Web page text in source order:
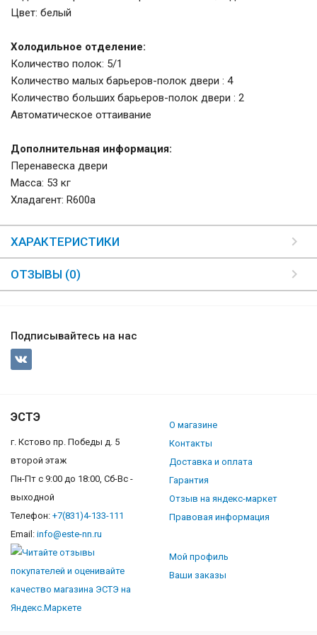
Цвет: белый
Холодильное отделение:
Количество полок: 5/1
Количество малых барьеров-полок двери : 4
Количество больших барьеров-полок двери : 2
Автоматическое оттаивание
Дополнительная информация:
Перенавеска двери
Масса: 53 кг
Хладагент: R600a
ХАРАКТЕРИСТИКИ
ОТЗЫВЫ (0)
Подписывайтесь на нас
ЭСТЭ
г. Кстово пр. Победы д. 5
второй этаж
Пн-Пт с 9:00 до 18:00, Сб-Вс -
выходной
Телефон: +7(831)4-133-111
Email: info@este-nn.ru
О магазине
Контакты
Доставка и оплата
Гарантия
Отзыв на яндекс-маркет
Правовая информация
Мой профиль
Ваши заказы